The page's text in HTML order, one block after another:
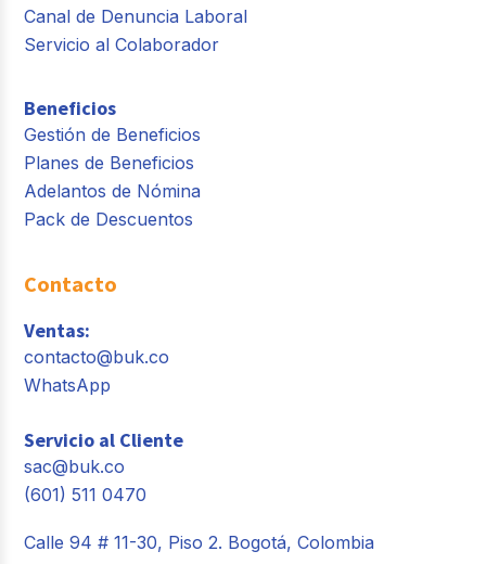
Canal de Denuncia Laboral
Servicio al Colaborador
Beneficios
Gestión de Beneficios
Planes de Beneficios
Adelantos de Nómina
Pack de Descuentos
Contacto
Ventas:
contacto@buk.co
WhatsApp
Servicio al Cliente
sac@buk.co
(601) 511 0470
Calle 94 # 11-30, Piso 2. Bogotá, Colombia